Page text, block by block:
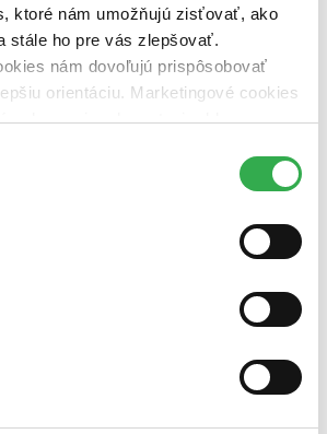
ktoré nám umožňujú zisťovať, ako
stále ho pre vás zlepšovať.
nám dovoľujú prispôsobovať
orientáciu. Marketingové cookies
zobrazenie relevantnej reklamy.
sme mohli používať všetky tieto
čítaná
stav (0 titulov)čítaná - výborný stav
opotrebovaná (0 titulov)
čítaná - mierne
vypredaných kníh (0 titulov)čítané verzie